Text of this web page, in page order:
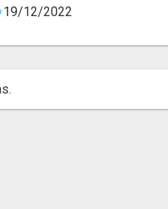
19/12/2022